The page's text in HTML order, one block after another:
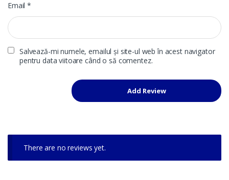
Email*
Salvează-mi numele, emailul și site-ul web în acest navigator
pentru data viitoare când o să comentez.
There are no reviews yet.